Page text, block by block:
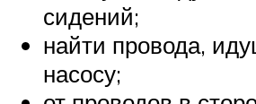
сидений;
найти провода,
насосу;